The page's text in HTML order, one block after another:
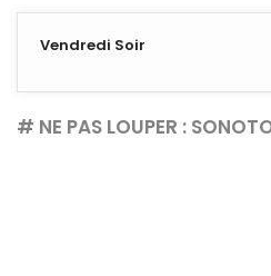
Vendredi Soir
# NE PAS LOUPER :